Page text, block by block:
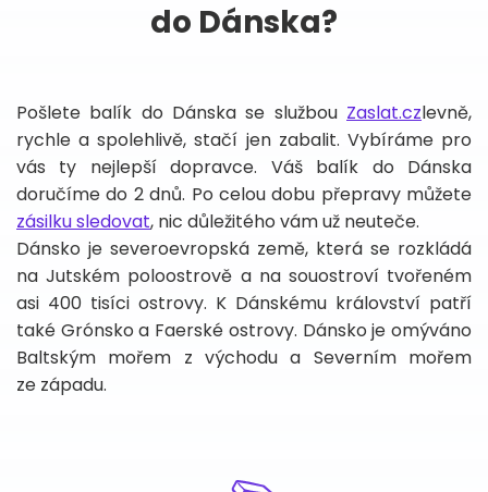
do Dánska?
Pošlete balík do Dánska se službou Zaslat.czlevně,
rychle a spolehlivě, stačí jen zabalit. Vybíráme pro
vás ty nejlepší dopravce. Váš balík do Dánska
doručíme do 2 dnů. Po celou dobu přepravy můžete
zásilku sledovat, nic důležitého vám už neuteče.
Dánsko je severoevropská země, která se rozkládá
na Jutském poloostrově a na souostroví tvořeném
asi 400 tisíci ostrovy. K Dánskému království patří
také Grónsko a Faerské ostrovy. Dánsko je omýváno
Baltským mořem z východu a Severním mořem
ze západu.